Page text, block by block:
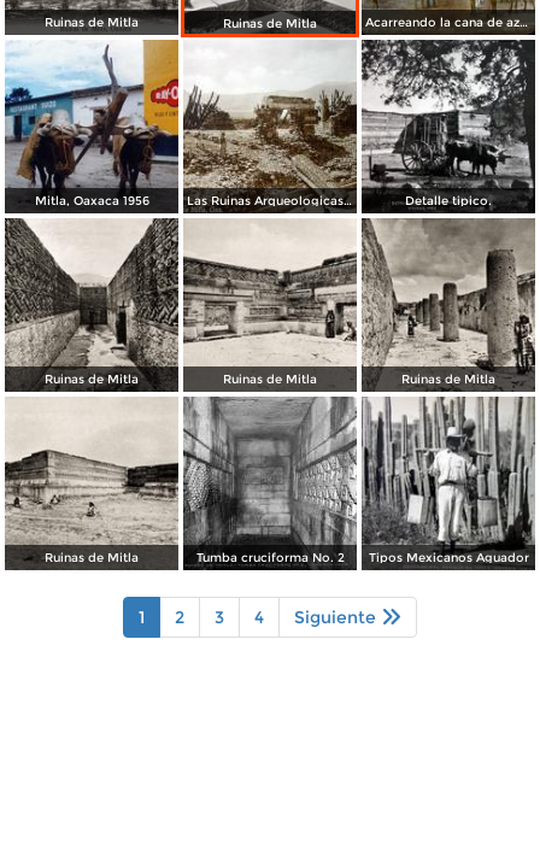
Ruinas de Mitla Ruinas de Mitla Acarreando la cana de azucar a la molienda por el Fotógrafo Charles B. Waite 1904.
Mitla, Oaxaca 1956 Las Ruinas Arqueologicas de Mitla por Hugo Brehme. Detalle tipico.
Ruinas de Mitla Ruinas de Mitla Ruinas de Mitla
Ruinas de Mitla Tumba cruciforma No. 2 Tipos Mexicanos Aguador
1 2 3 4 Siguiente